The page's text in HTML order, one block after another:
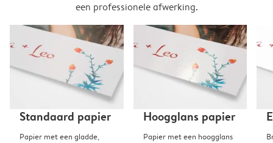
een professionele afwerking.
Standaard papier
Papier met een gladde,
Hoogglans papier
Papier met een hoogglans